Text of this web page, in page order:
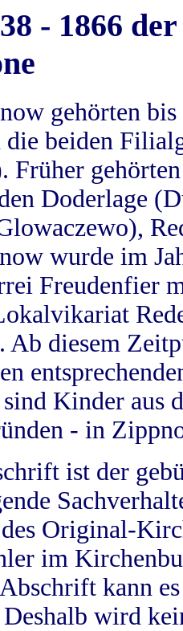
- 1866
gehörten
beiden
Früher
Doderlage
wurde im
Freudenfier
Ab diesem
Kinder aus
- in
ist der
Original-
im
kann
wird